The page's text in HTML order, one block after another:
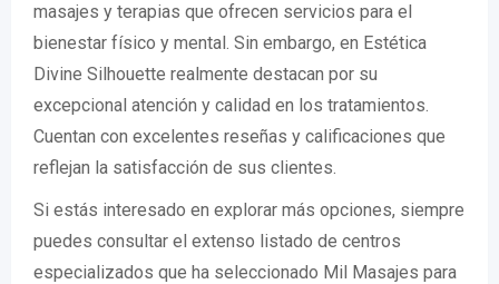
masajes y terapias que ofrecen servicios para el
bienestar físico y mental. Sin embargo, en Estética
Divine Silhouette realmente destacan por su
excepcional atención y calidad en los tratamientos.
Cuentan con excelentes reseñas y calificaciones que
reflejan la satisfacción de sus clientes.
Si estás interesado en explorar más opciones, siempre
puedes consultar el extenso listado de centros
especializados que ha seleccionado Mil Masajes para